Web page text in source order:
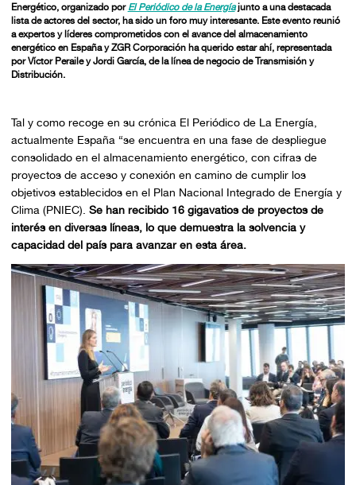
Energético, organizado por El Periódico de la Energíajunto a una destacada
lista de actores del sector, ha sido un foro muy interesante. Este evento reunió
a expertos y líderes comprometidos con el avance del almacenamiento
energético en España yZGR Corporaciónha querido estar ahí, representada
porVíctor PeraileyJordi García, de la línea de negocio de Transmisión y
Distribución.
Tal y como recoge en su crónica El Periódico de La Energía,
actualmente España “se encuentra en una fase de despliegue
consolidado en el almacenamiento energético, con cifras de
proyectos de acceso y conexión en camino de cumplir los
objetivos establecidos en el Plan Nacional Integrado de Energía y
Clima (PNIEC). Se han recibido 16 gigavatios de proyectos de
interés en diversas líneas, lo que demuestra la solvencia y
capacidad del país para avanzar en esta área.